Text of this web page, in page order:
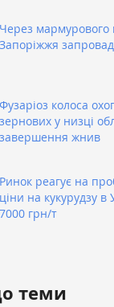
Через мармурового
Запоріжжя
Фузаріоз колоса
зернових у низці
завершення жнив
Ринок реагує на
ціни на кукурудзу в
7000 грн/т
теми